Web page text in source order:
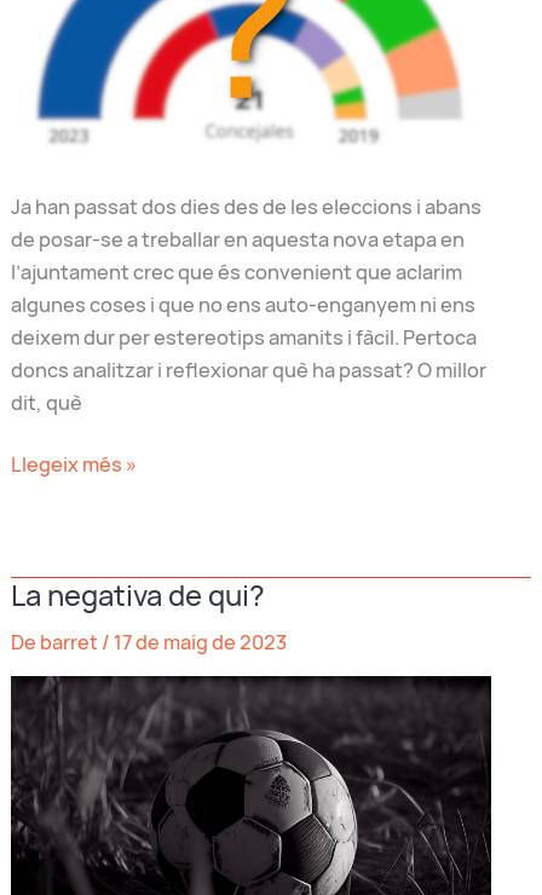
Ja han passat dos dies des de les eleccions i abans
de posar-se a treballar en aquesta nova etapa en
l’ajuntament crec que és convenient que aclarim
algunes coses i que no ens auto-enganyem ni ens
deixem dur per estereotips amanits i fàcil. Pertoca
doncs analitzar i reflexionar què ha passat? O millor
dit, què
Què
què
passat
Llegeix més »
La negativa de qui?
De barret / 17 de maig de 2023